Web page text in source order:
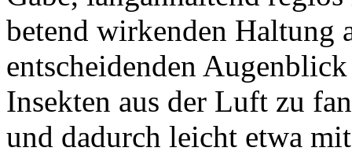
betend wirkenden Haltung
entscheidenden
Insekten aus der Luft zu
und dadurch leicht etwa